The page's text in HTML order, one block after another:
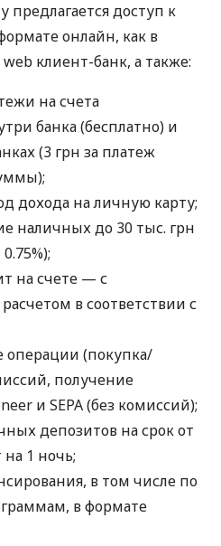
предлагается доступ к
онлайн, как в
клиент-банк, а также:
на счета
банка (бесплатно) и
(3 грн за платеж
дохода на личную карту;
наличных до 30 тыс. грн
на счете — с
в соответствии с
(покупка/
получение
и SEPA (без комиссий);
депозитов на срок от
1 ночь;
в том числе по
в формате